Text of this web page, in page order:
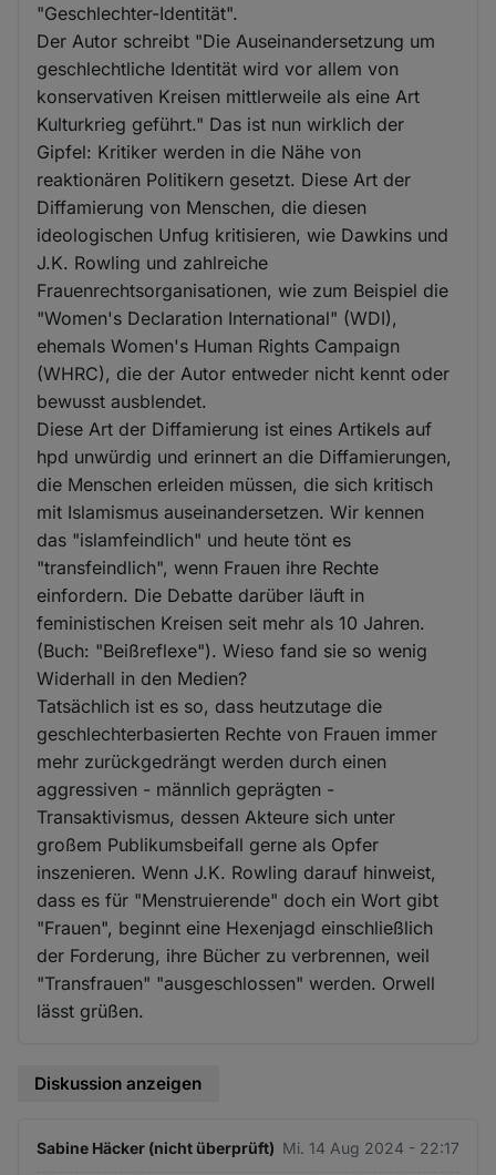
"Geschlechter-Identität".
Der Autor schreibt "Die Auseinandersetzung um
geschlechtliche Identität wird vor allem von
konservativen Kreisen mittlerweile als eine Art
Kulturkrieg geführt." Das ist nun wirklich der
Gipfel: Kritiker werden in die Nähe von
reaktionären Politikern gesetzt. Diese Art der
Diffamierung von Menschen, die diesen
ideologischen Unfug kritisieren, wie Dawkins und
J.K. Rowling und zahlreiche
Frauenrechtsorganisationen, wie zum Beispiel die
"Women's Declaration International" (WDI),
ehemals Women's Human Rights Campaign
(WHRC), die der Autor entweder nicht kennt oder
bewusst ausblendet.
Diese Art der Diffamierung ist eines Artikels auf
hpd unwürdig und erinnert an die Diffamierungen,
die Menschen erleiden müssen, die sich kritisch
mit Islamismus auseinandersetzen. Wir kennen
das "islamfeindlich" und heute tönt es
"transfeindlich", wenn Frauen ihre Rechte
einfordern. Die Debatte darüber läuft in
feministischen Kreisen seit mehr als 10 Jahren.
(Buch: "Beißreflexe"). Wieso fand sie so wenig
Widerhall in den Medien?
Tatsächlich ist es so, dass heutzutage die
geschlechterbasierten Rechte von Frauen immer
mehr zurückgedrängt werden durch einen
aggressiven - männlich geprägten -
Transaktivismus, dessen Akteure sich unter
großem Publikumsbeifall gerne als Opfer
inszenieren. Wenn J.K. Rowling darauf hinweist,
dass es für "Menstruierende" doch ein Wort gibt
"Frauen", beginnt eine Hexenjagd einschließlich
der Forderung, ihre Bücher zu verbrennen, weil
"Transfrauen" "ausgeschlossen" werden. Orwell
lässt grüßen.
Diskussion anzeigen
Sabine Häcker (nicht überprüft) Mi. 14 Aug 2024 - 22:17